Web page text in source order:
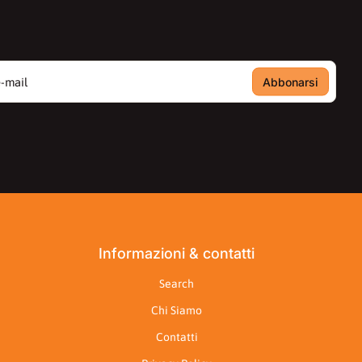
Informazioni & contatti
Search
Chi Siamo
Contatti